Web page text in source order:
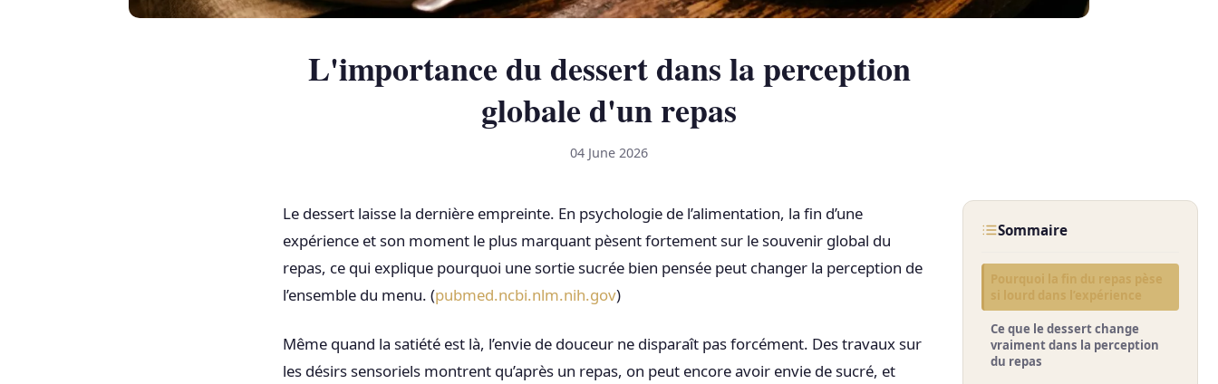
L'importance du dessert dans la perception
globale d'un repas
04 June 2026
Le dessert laisse la dernière empreinte. En psychologie de l’alimentation, la fin d’une
expérience et son moment le plus marquant pèsent fortement sur le souvenir global du
repas, ce qui explique pourquoi une sortie sucrée bien pensée peut changer la perception de
l’ensemble du menu. (pubmed.ncbi.nlm.nih.gov)
Même quand la satiété est là, l’envie de douceur ne disparaît pas forcément. Des travaux sur
les désirs sensoriels montrent qu’après un repas, on peut encore avoir envie de sucré, et
Sommaire
Pourquoi la fin du repas pèse
si lourd dans l’expérience
Ce que le dessert change
vraiment dans la perception
du repas